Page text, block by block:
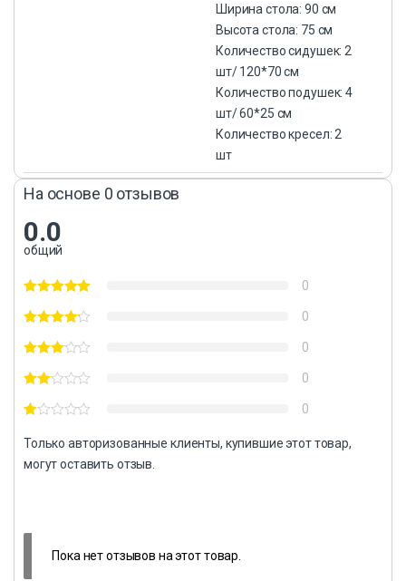
Ширина стола: 90 см
Высота стола: 75 см
Количество сидушек: 2
шт/ 120*70 см
Количество подушек: 4
шт/ 60*25 см
Количество кресел: 2
шт
На основе 0 отзывов
0.0
общий
0
0
0
0
0
Только авторизованные клиенты, купившие этот товар,
могут оставить отзыв.
Пока нет отзывов на этот товар.